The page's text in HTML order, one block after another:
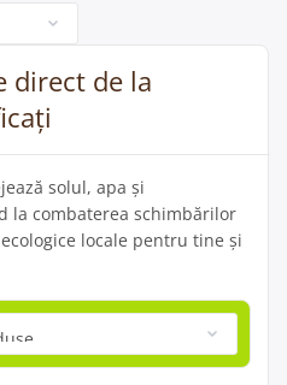
direct de la
solul, apa și
la combaterea schimbărilor
locale pentru tine și